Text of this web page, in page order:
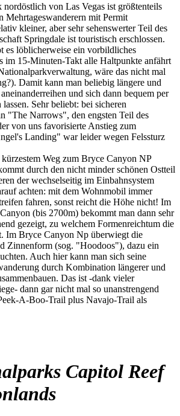
von Las Vegas ist größtenteils
Mehrtageswanderern mit Permit
kleiner, aber sehr sehenswerter Teil des
Springdale ist touristisch erschlossen.
es löblicherweise ein vorbildliches
im 15-Minuten-Takt alle Haltpunkte anfährt
wäre das nicht mal
Damit kann man beliebig längere und
und sich dann bequem per
Sehr beliebt: bei sicheren
"The Narrows", den engsten Teil des
von uns favorisierte Anstieg zum
Landing" war leider wegen Felssturz
Weg zum Bryce Canyon NP
durch den nicht minder schönen Ostteil
der wechselseitig im Einbahnsystem
achten: mit dem Wohnmobil immer
fahren, sonst reicht die Höhe nicht! Im
(bis 2700m) bekommt man dann sehr
gezeigt, zu welchem Formenreichtum die
Im Bryce Canyon Np überwiegt die
Zinnenform (sog. "Hoodoos"), dazu ein
Auch hier kann man sich seine
durch Kombination längerer und
Das ist -dank vieler
dann gar nicht mal so unanstrengend
A-Boo-Trail plus Navajo-Trail als
Capitol Reef